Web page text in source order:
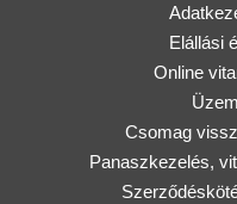
Elállási
Online
Csomag
Panaszkezelés,